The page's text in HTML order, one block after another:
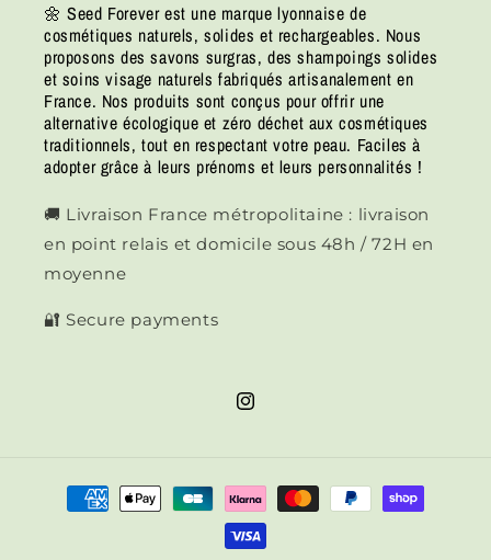
🌼 Seed Forever est une marque lyonnaise de
cosmétiques naturels, solides et rechargeables. Nous
proposons des savons surgras, des shampoings solides
et soins visage naturels fabriqués artisanalement en
France. Nos produits sont conçus pour offrir une
alternative écologique et zéro déchet aux cosmétiques
traditionnels, tout en respectant votre peau. Faciles à
adopter grâce à leurs prénoms et leurs personnalités !
🚚 Livraison France métropolitaine : livraison
en point relais et domicile sous 48h / 72H en
moyenne
🔐 Secure payments
Instagram
Means